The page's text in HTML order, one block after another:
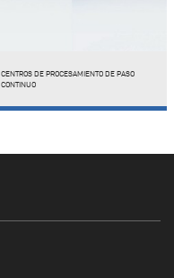
CENTROS DE PROCESAMIENTO DE PASO
CONTINUO